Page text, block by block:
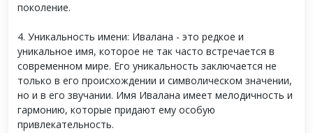
поколение.
4. Уникальность имени: Ивалана - это редкое и
уникальное имя, которое не так часто встречается в
современном мире. Его уникальность заключается не
только в его происхождении и символическом значении,
но и в его звучании. Имя Ивалана имеет мелодичность и
гармонию, которые придают ему особую
привлекательность.